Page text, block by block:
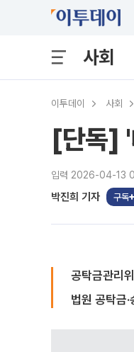
사회
이투데이 사회
[단독] '
입력 2026-04-13
박진희 기자 구독
공탁금관리
법원 공탁금